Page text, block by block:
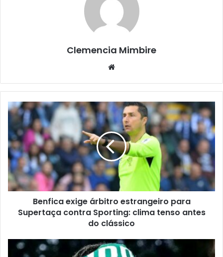
Clemencia Mimbire
Website
Benfica exige árbitro estrangeiro para
Supertaça contra Sporting: clima tenso antes
do clássico